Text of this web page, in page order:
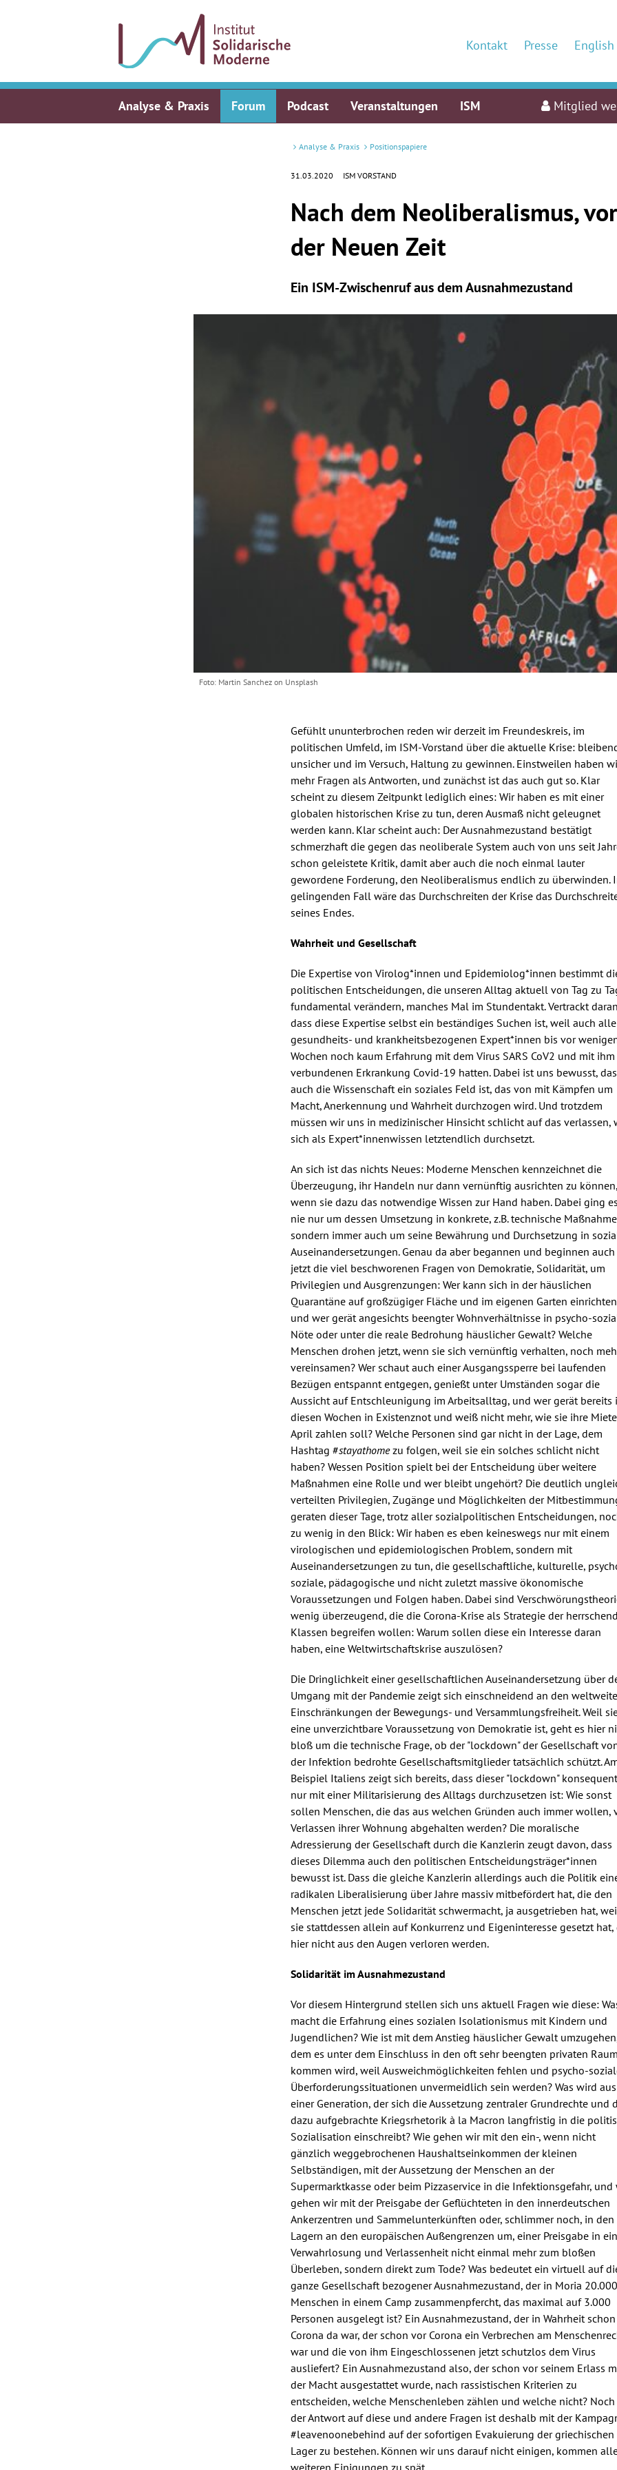
Analyse & Praxis Forum Podcast Veranstaltungen ISM Mitglied
Kontakt Presse English
Analyse & Praxis Positionspapiere
31.03.2020 ISM VORSTAND
Nach dem Neoliberalismus, vor
der Neuen Zeit
Ein ISM-Zwischenruf aus dem Ausnahmezustand
Martin Sanchez on Unsplash
Gefühlt ununterbrochen reden wir derzeit im Freundeskreis, im
politischen Umfeld, im ISM-Vorstand über die aktuelle Krise:
unsicher und im Versuch, Haltung zu gewinnen. Einstweilen haben
mehr Fragen als Antworten, und zunächst ist das auch gut so. Klar
scheint zu diesem Zeitpunkt lediglich eines: Wir haben es mit einer
globalen historischen Krise zu tun, deren Ausmaß nicht geleugnet
werden kann. Klar scheint auch: Der Ausnahmezustand bestätigt
schmerzhaft die gegen das neoliberale System auch von uns seit
schon geleistete Kritik, damit aber auch die noch einmal lauter
gewordene Forderung, den Neoliberalismus endlich zu überwinden.
gelingenden Fall wäre das Durchschreiten der Krise das
seines Endes.
Wahrheit und Gesellschaft
Die Expertise von Virolog*innen und Epidemiolog*innen bestimmt
politischen Entscheidungen, die unseren Alltag aktuell von Tag zu
fundamental verändern, manches Mal im Stundentakt. Vertrackt
dass diese Expertise selbst ein beständiges Suchen ist, weil auch alle
gesundheits- und krankheitsbezogenen Expert*innen bis vor
Wochen noch kaum Erfahrung mit dem Virus SARS CoV2 und mit ihm
verbundenen Erkrankung Covid-19 hatten. Dabei ist uns bewusst,
auch die Wissenschaft ein soziales Feld ist, das von mit Kämpfen um
Macht, Anerkennung und Wahrheit durchzogen wird. Und trotzdem
müssen wir uns in medizinischer Hinsicht schlicht auf das verlassen,
sich als Expert*innenwissen letztendlich durchsetzt.
An sich ist das nichts Neues: Moderne Menschen kennzeichnet die
Überzeugung, ihr Handeln nur dann vernünftig ausrichten zu können,
wenn sie dazu das notwendige Wissen zur Hand haben. Dabei ging es
nie nur um dessen Umsetzung in konkrete, z.B. technische
sondern immer auch um seine Bewährung und Durchsetzung in
Auseinandersetzungen. Genau da aber begannen und beginnen auch
jetzt die viel beschworenen Fragen von Demokratie, Solidarität, um
Privilegien und Ausgrenzungen: Wer kann sich in der häuslichen
Quarantäne auf großzügiger Fläche und im eigenen Garten einrichten
und wer gerät angesichts beengter Wohnverhältnisse in psycho-
Nöte oder unter die reale Bedrohung häuslicher Gewalt? Welche
Menschen drohen jetzt, wenn sie sich vernünftig verhalten, noch
vereinsamen? Wer schaut auch einer Ausgangssperre bei laufenden
Bezügen entspannt entgegen, genießt unter Umständen sogar die
Aussicht auf Entschleunigung im Arbeitsalltag, und wer gerät bereits
diesen Wochen in Existenznot und weiß nicht mehr, wie sie ihre
April zahlen soll? Welche Personen sind gar nicht in der Lage, dem
Hashtag #stayathomezu folgen, weil sie ein solches schlicht nicht
haben? Wessen Position spielt bei der Entscheidung über weitere
Maßnahmen eine Rolle und wer bleibt ungehört? Die deutlich
verteilten Privilegien, Zugänge und Möglichkeiten der
geraten dieser Tage, trotz aller sozialpolitischen Entscheidungen,
zu wenig in den Blick: Wir haben es eben keineswegs nur mit einem
virologischen und epidemiologischen Problem, sondern mit
Auseinandersetzungen zu tun, die gesellschaftliche, kulturelle,
soziale, pädagogische und nicht zuletzt massive ökonomische
Voraussetzungen und Folgen haben. Dabei sind
wenig überzeugend, die die Corona-Krise als Strategie der
Klassen begreifen wollen: Warum sollen diese ein Interesse daran
haben, eine Weltwirtschaftskrise auszulösen?
Die Dringlichkeit einer gesellschaftlichen Auseinandersetzung über
Umgang mit der Pandemie zeigt sich einschneidend an den
Einschränkungen der Bewegungs- und Versammlungsfreiheit. Weil
eine unverzichtbare Voraussetzung von Demokratie ist, geht es hier
bloß um die technische Frage, ob der "lockdown" der Gesellschaft
der Infektion bedrohte Gesellschaftsmitglieder tatsächlich schützt.
Beispiel Italiens zeigt sich bereits, dass dieser "lockdown" konsequent
nur mit einer Militarisierung des Alltags durchzusetzen ist: Wie sonst
sollen Menschen, die das aus welchen Gründen auch immer wollen,
Verlassen ihrer Wohnung abgehalten werden? Die moralische
Adressierung der Gesellschaft durch die Kanzlerin zeugt davon, dass
dieses Dilemma auch den politischen Entscheidungsträger*innen
bewusst ist. Dass die gleiche Kanzlerin allerdings auch die Politik
radikalen Liberalisierung über Jahre massiv mitbefördert hat, die den
Menschen jetzt jede Solidarität schwermacht, ja ausgetrieben hat,
sie stattdessen allein auf Konkurrenz und Eigeninteresse gesetzt hat,
hier nicht aus den Augen verloren werden.
Solidarität im Ausnahmezustand
Vor diesem Hintergrund stellen sich uns aktuell Fragen wie diese:
macht die Erfahrung eines sozialen Isolationismus mit Kindern und
Jugendlichen? Wie ist mit dem Anstieg häuslicher Gewalt
dem es unter dem Einschluss in den oft sehr beengten privaten Raum
kommen wird, weil Ausweichmöglichkeiten fehlen und psycho-
Überforderungssituationen unvermeidlich sein werden? Was wird aus
einer Generation, der sich die Aussetzung zentraler Grundrechte und
dazu aufgebrachte Kriegsrhetorik à la Macron langfristig in die
Sozialisation einschreibt? Wie gehen wir mit den ein-, wenn nicht
gänzlich weggebrochenen Haushaltseinkommen der kleinen
Selbständigen, mit der Aussetzung der Menschen an der
Supermarktkasse oder beim Pizzaservice in die Infektionsgefahr, und
gehen wir mit der Preisgabe der Geflüchteten in den innerdeutschen
Ankerzentren und Sammelunterkünften oder, schlimmer noch, in den
Lagern an den europäischen Außengrenzen um, einer Preisgabe in
Verwahrlosung und Verlassenheit nicht einmal mehr zum bloßen
Überleben, sondern direkt zum Tode? Was bedeutet ein virtuell auf
ganze Gesellschaft bezogener Ausnahmezustand, der in Moria 20.000
Menschen in einem Camp zusammenpfercht, das maximal auf 3.000
Personen ausgelegt ist? Ein Ausnahmezustand, der in Wahrheit
Corona da war, der schon vor Corona ein Verbrechen am
war und die von ihm Eingeschlossenen jetzt schutzlos dem Virus
ausliefert? Ein Ausnahmezustand also, der schon vor seinem Erlass
der Macht ausgestattet wurde, nach rassistischen Kriterien zu
entscheiden, welche Menschenleben zählen und welche nicht?
der Antwort auf diese und andere Fragen ist deshalb mit der
#leavenoonebehind auf der sofortigen Evakuierung der griechischen
Lager zu bestehen. Können wir uns darauf nicht einigen, kommen
weiteren Einigungen zu spät.